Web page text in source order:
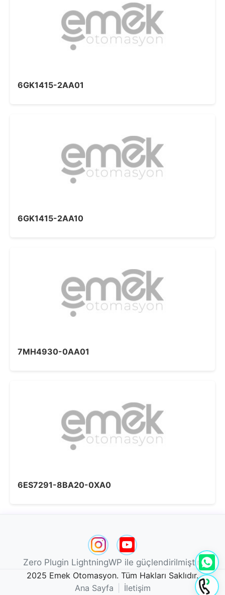
6GK1415-2AA01
6GK1415-2AA10
7MH4930-0AA01
6ES7291-8BA20-0XA0
Zero Plugin LightningWP ile güçlendirilmiştir.
2025 Emek Otomasyon. Tüm Hakları Saklıdır.
Ana Sayfa
İletişim